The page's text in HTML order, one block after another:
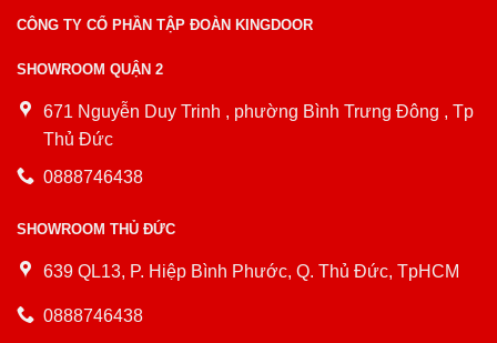
CÔNG TY CỔ PHẦN TẬP ĐOÀN KINGDOOR
SHOWROOM QUẬN 2
671 Nguyễn Duy Trinh , phường Bình Trưng Đông , Tp
Thủ Đức
0888746438
SHOWROOM THỦ ĐỨC
639 QL13, P. Hiệp Bình Phước, Q. Thủ Đức, TpHCM
0888746438